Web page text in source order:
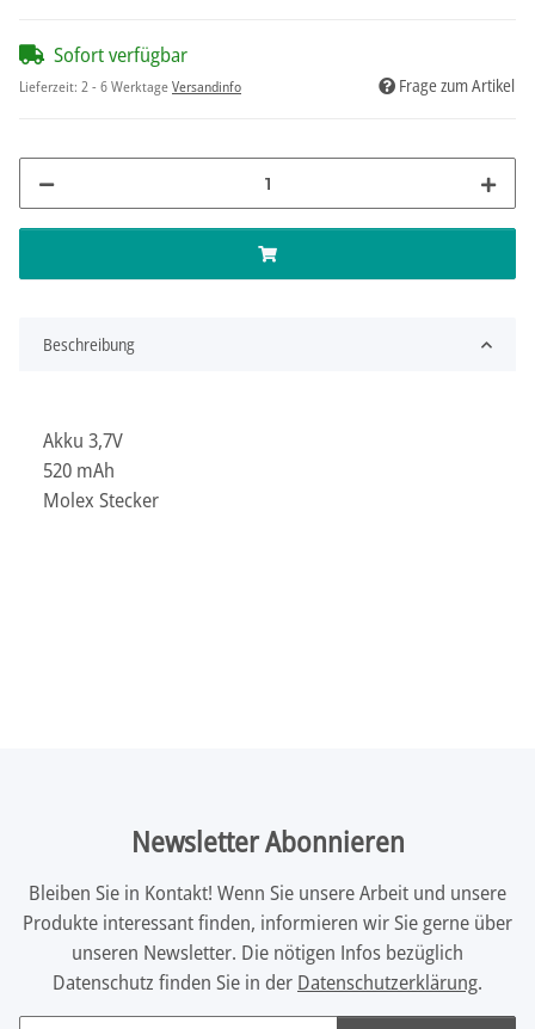
Sofort verfügbar
Lieferzeit: 2 - 6 WerktageVersandinfo Frage zum Artikel
Beschreibung
Akku 3,7V
520 mAh
Molex Stecker
Newsletter Abonnieren
Bleiben Sie in Kontakt! Wenn Sie unsere Arbeit und unsere
Produkte interessant finden, informieren wir Sie gerne über
unseren Newsletter. Die nötigen Infos bezüglich
Datenschutz finden Sie in der Datenschutzerklärung.